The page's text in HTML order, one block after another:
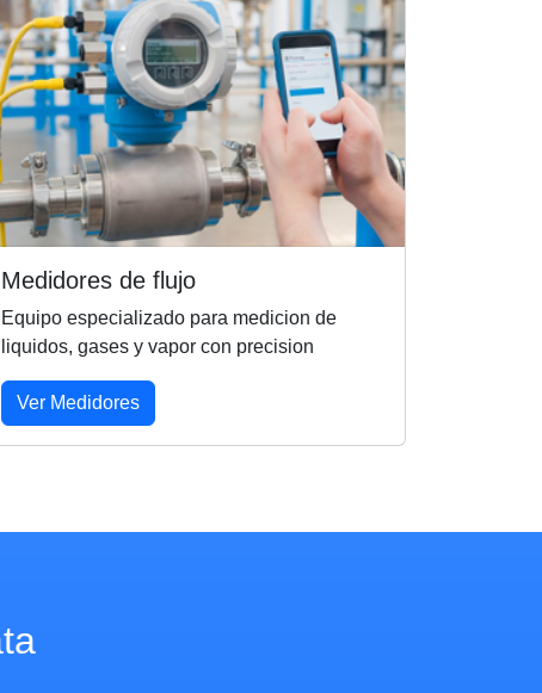
Medidores de flujo
Equipo especializado para medicion de
liquidos, gases y vapor con precision
Ver Medidores